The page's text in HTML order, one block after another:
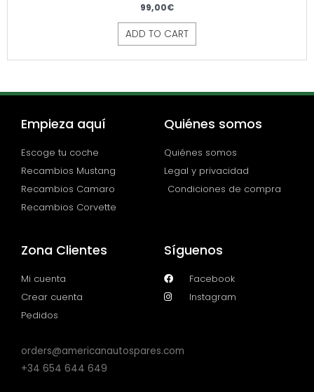
99,00€
ADD TO CART
Empieza aquí
Escoge tu coche
Recambios Mustang
Recambios Camaro
Recambios Corvette
Quiénes somos
Quiénes somos
Legal y privacidad
Condiciones de compra
Zona Clientes
Mi cuenta
Crear cuenta
Pedidos
Síguenos
Facebook
Instagram
orders@americanautospares.com
+34 654 644 649